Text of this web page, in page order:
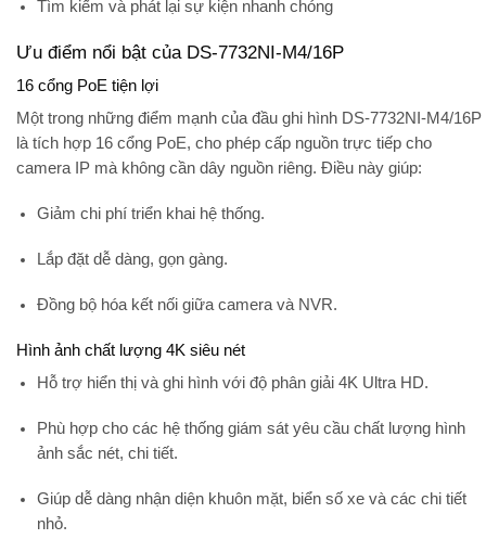
Tìm kiếm và phát lại sự kiện nhanh chóng
Ưu điểm nổi bật của DS-7732NI-M4/16P
16 cổng PoE tiện lợi
Một trong những điểm mạnh của đầu ghi hình DS-7732NI-M4/16P
làtích hợp 16 cổng PoE, cho phép cấp nguồn trực tiếp cho
camera IP mà không cần dây nguồn riêng. Điều này giúp:
Giảm chi phí triển khai hệ thống.
Lắp đặt dễ dàng, gọn gàng.
Đồng bộ hóa kết nối giữa camera và NVR.
Hình ảnh chất lượng 4K siêu nét
Hỗ trợ hiển thị và ghi hình với độ phân giải 4K Ultra HD.
Phù hợp cho các hệ thống giám sát yêu cầu chất lượng hình
ảnh sắc nét, chi tiết.
Giúp dễ dàng nhận diện khuôn mặt, biển số xe và các chi tiết
nhỏ.